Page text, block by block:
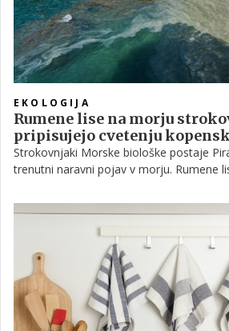
EKOLOGIJA
Rumene lise na morju
pripisujejo cvetenju
Strokovnjaki Morske biološke postaje
trenutni naravni pojav v morju. Rumene
kopenske rastline, in ne morske alge, so